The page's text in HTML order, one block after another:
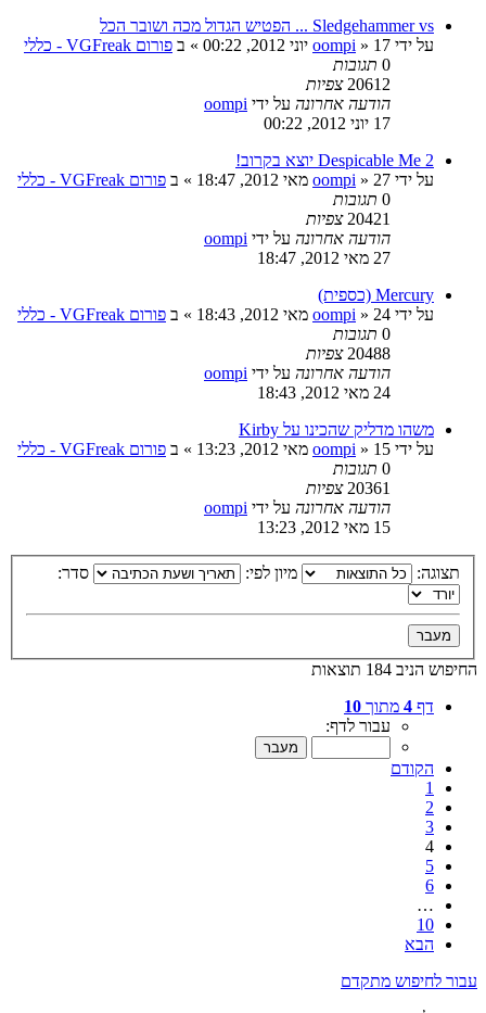
Sledgehammer vs ... הפטיש הגדול מכה ושובר הכל
על ידי
oompi » 17 יוני 2012, 00:22 » ב פורום VGFreak - כללי
0 תגובות
20612 צפיות
הודעה אחרונה על ידי oompi
17 יוני 2012, 00:22
Despicable Me 2 יוצא בקרוב!
על ידי
oompi » 27 מאי 2012, 18:47 » ב פורום VGFreak - כללי
0 תגובות
20421 צפיות
הודעה אחרונה על ידי oompi
27 מאי 2012, 18:47
Mercury (כספית)
על ידי
oompi » 24 מאי 2012, 18:43 » ב פורום VGFreak - כללי
0 תגובות
20488 צפיות
הודעה אחרונה על ידי oompi
24 מאי 2012, 18:43
משהו מדליק שהכינו על Kirby
על ידי
oompi » 15 מאי 2012, 13:23 » ב פורום VGFreak - כללי
0 תגובות
20361 צפיות
הודעה אחרונה על ידי oompi
15 מאי 2012, 13:23
תצוגה: מיון לפי: סדר:
החיפוש הניב 184 תוצאות
דף 4 מתוך 10
עבור לדף:
הקודם
1
2
3
4
5
6
…
10
הבא
עבור לחיפוש מתקדם